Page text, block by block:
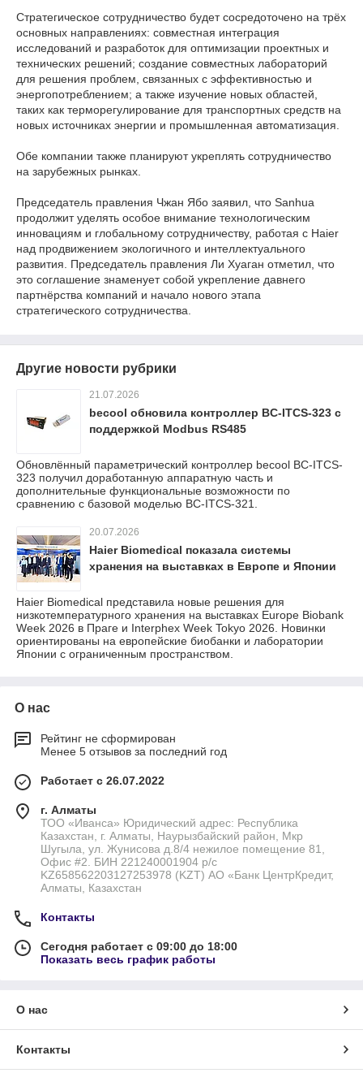
Стратегическое сотрудничество будет сосредоточено на трёх
основных направлениях: совместная интеграция
исследований и разработок для оптимизации проектных и
технических решений; создание совместных лабораторий
для решения проблем, связанных с эффективностью и
энергопотреблением; а также изучение новых областей,
таких как терморегулирование для транспортных средств на
новых источниках энергии и промышленная автоматизация.
Обе компании также планируют укреплять сотрудничество
на зарубежных рынках.
Председатель правления Чжан Ябо заявил, что Sanhua
продолжит уделять особое внимание технологическим
инновациям и глобальному сотрудничеству, работая с Haier
над продвижением экологичного и интеллектуального
развития. Председатель правления Ли Хуаган отметил, что
это соглашение знаменует собой укрепление давнего
партнёрства компаний и начало нового этапа
стратегического сотрудничества.
Другие новости рубрики
21.07.2026
becool обновила контроллер BC-ITCS-323 с
поддержкой Modbus RS485
Обновлённый параметрический контроллер becool BC-ITCS-
323 получил доработанную аппаратную часть и
дополнительные функциональные возможности по
сравнению с базовой моделью BC-ITCS-321.
20.07.2026
Haier Biomedical показала системы
хранения на выставках в Европе и Японии
Haier Biomedical представила новые решения для
низкотемпературного хранения на выставках Europe Biobank
Week 2026 в Праге и Interphex Week Tokyo 2026. Новинки
ориентированы на европейские биобанки и лаборатории
Японии с ограниченным пространством.
О нас
Рейтинг не сформирован
Менее 5 отзывов за последний год
Работает с 26.07.2022
г. Алматы
ТОО «Иванса» Юридический адрес: Республика
Казахстан, г. Алматы, Наурызбайский район, Мкр
Шугыла, ул. Жунисова д.8/4 нежилое помещение 81,
Офис #2. БИН 221240001904 р/с
KZ658562203127253978 (KZT) АО «Банк ЦентрКредит,
Алматы, Казахстан
Контакты
Сегодня работает с 09:00 до 18:00
Показать весь график работы
О нас
Контакты